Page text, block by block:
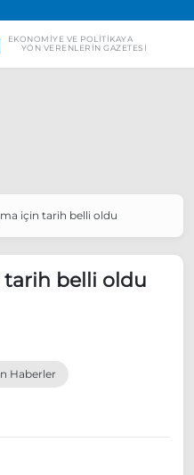
EKONOMIYE VE POLITIKAYA
YÖN VERENLERIN GAZETESI
ziyaret edecek
kararı aldı
için tarih belli oldu
tarih belli oldu
Haberler